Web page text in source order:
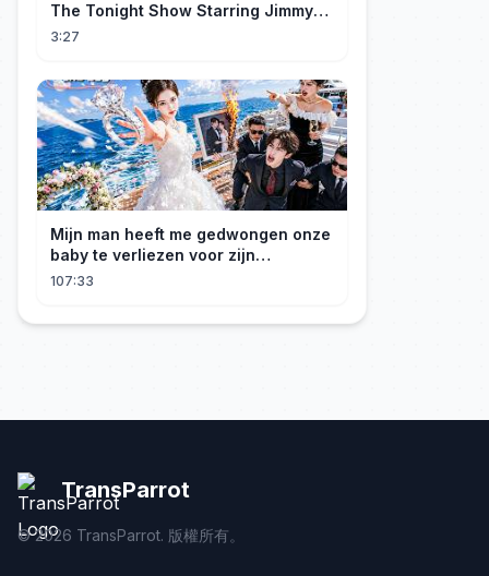
The Tonight Show Starring Jimmy
Fallon
3:27
Mijn man heeft me gedwongen onze
baby te verliezen voor zijn
maîtresse! Ik heb mijn ring in zee
107:33
TransParrot
©2026 TransParrot. 版權所有。